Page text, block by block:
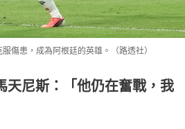
傷患，成為阿根廷的英雄。（路透社）
尼斯：「他仍在奮戰，我